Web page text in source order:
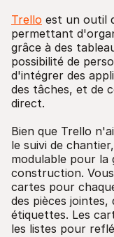
Trello est un outil
permettant
grâce à des
possibilité de
d'intégrer des
des tâches, et de
direct.
Bien que Trello
le suivi de
modulable pour la
construction.
cartes pour
des pièces jointes,
étiquettes. Les
les listes pour